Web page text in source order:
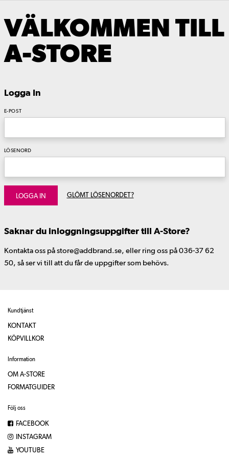
VÄLKOMMEN TILL
A-STORE
Logga In
E-POST
LÖSENORD
LOGGA IN GLÖMT LÖSENORDET?
Saknar du inloggningsuppgifter till A-Store?
Kontakta oss på store@addbrand.se, eller ring oss på 036-37 62
50, så ser vi till att du får de uppgifter som behövs.
Kundtjänst
KONTAKT
KÖPVILLKOR
Information
OM A-STORE
FORMATGUIDER
Följ oss
FACEBOOK
INSTAGRAM
YOUTUBE